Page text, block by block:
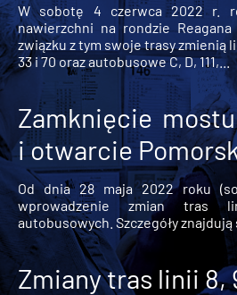
W sobotę 4 czerwca 2022 r.
nawierzchni na rondzie
związku z tym swoje trasy zmienią
33 i 70 oraz autobusowe C, D, 111,...
Zamknięcie
i otwarcie
Od dnia 28 maja 2022 roku
wprowadzenie zmian tras
autobusowych. Szczegóły
Zmiany tras linii 8,